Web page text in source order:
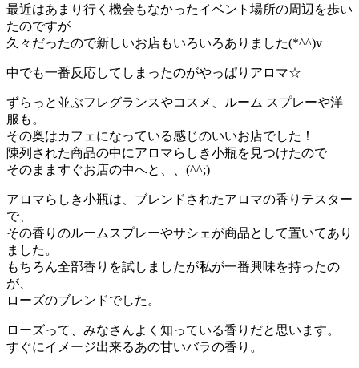
最近はあまり行く機会もなかったイベント場所の周辺を歩い
たのですが
久々だったので新しいお店もいろいろありました(*^^)v
中でも一番反応してしまったのがやっぱりアロマ☆
ずらっと並ぶフレグランスやコスメ、ルーム スプレーや洋
服も。
その奥はカフェになっている感じのいいお店でした！
陳列された商品の中にアロマらしき小瓶を見つけたので
そのまますぐお店の中へと、、(^^;)
アロマらしき小瓶は、ブレンドされたアロマの香りテスター
で、
その香りのルームスプレーやサシェが商品として置いてあり
ました。
もちろん全部香りを試しましたが私が一番興味を持ったの
が、
ローズのブレンドでした。
ローズって、みなさんよく知っている香りだと思います。
すぐにイメージ出来るあの甘いバラの香り。